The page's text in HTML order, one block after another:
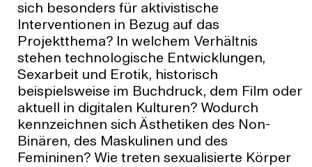
sich besonders für aktivistische
Interventionen in Bezug auf das
Projektthema? In welchem Verhältnis
stehen technologische Entwicklungen,
Sexarbeit und Erotik, historisch
beispielsweise im Buchdruck, dem Film oder
aktuell in digitalen Kulturen? Wodurch
kennzeichnen sich Ästhetiken des Non-
Binären, des Maskulinen und des
Femininen? Wie treten sexualisierte Körper